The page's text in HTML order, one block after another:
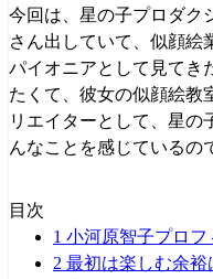
今回は、星の子プロダク
さん出していて、似顔絵
パイオニアとして見てき
たくて、彼女の似顔絵教
リエイターとして、星の
んなことを感じているの
目次
1 小河原智子プロフ
2 最初は楽しむ余